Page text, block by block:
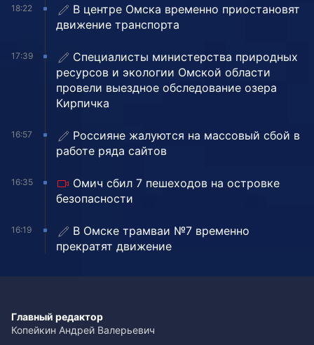
18:22
В центре Омска временно приостановят
движение транспорта
17:39
Специалисты министерства природных
ресурсов и экологии Омской области
провели выездное обследование озера
Кирпичка
16:57
Россияне жалуются на массовый сбой в
работе ряда сайтов
16:35
Омич сбил 7 пешеходов на островке
безопасности
16:19
В Омске трамваи №7 временно
прекратят движение
Главный редактор
Копейкин Андрей Валерьевич